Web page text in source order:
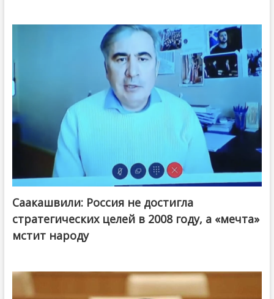
Саакашвили: Россия не достигла
стратегических целей в 2008 году, а «мечта»
мстит народу